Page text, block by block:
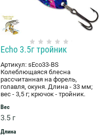
Echo 3.5г тройник
Артикул: sEco33-BS
Колеблющаяся блесна
рассчитанная на форель,
голавля, окуня. Длина - 33 мм;
вес - 3,5 г; крючок - тройник.
Вес
3.5 г
Длина